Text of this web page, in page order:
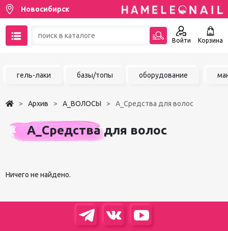
Новосибирск
Войти Корзина
Акции
гель-лаки базы/топы оборудование
Архив А_ВОЛОСЫ А_Средства для волос
А_Средства для волос
Ничего не найдено.